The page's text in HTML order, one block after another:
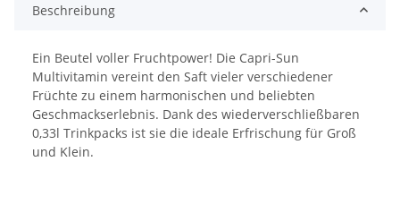
Beschreibung
Ein Beutel voller Fruchtpower! Die Capri-Sun
Multivitamin vereint den Saft vieler verschiedener
Früchte zu einem harmonischen und beliebten
Geschmackserlebnis. Dank des wiederverschließbaren
0,33l Trinkpacks ist sie die ideale Erfrischung für Groß
und Klein.